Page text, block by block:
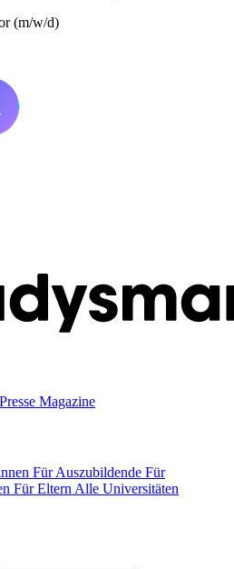
(m/w/d)
Presse Magazine
Für Auszubildende Für
Für Eltern Alle Universitäten